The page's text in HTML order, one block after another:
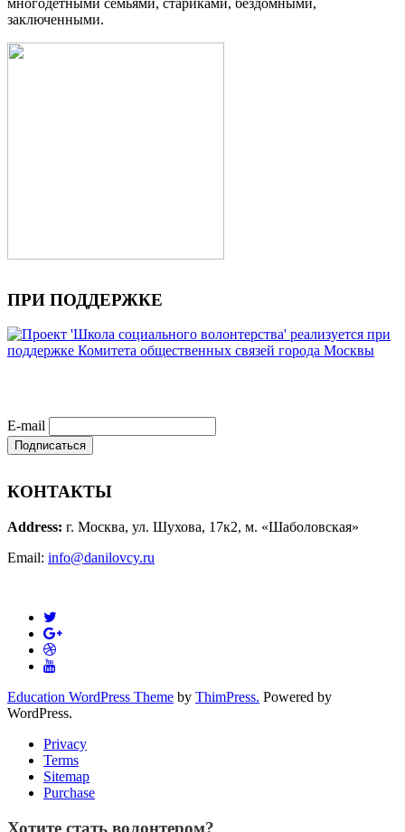
заключенными.
ПРИ ПОДДЕРЖКЕ
E-mail
КОНТАКТЫ
Address: г. Москва, ул. Шухова, 17к2, м. «Шаболовская»
Email: info@danilovcy.ru
Education WordPress Theme by ThimPress. Powered by
WordPress.
Privacy
Terms
Sitemap
Purchase
Хотите стать волонтером?